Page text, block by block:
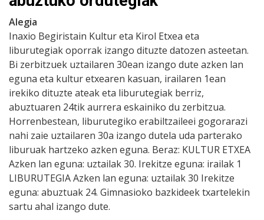
Alegia
Inaxio Begiristain Kultur eta Kirol Etxea eta
liburutegiak oporrak izango dituzte datozen asteetan.
Bi zerbitzuek uztailaren 30ean izango dute azken lan
eguna eta kultur etxearen kasuan, irailaren 1ean
irekiko dituzte ateak eta liburutegiak berriz,
abuztuaren 24tik aurrera eskainiko du zerbitzua.
Horrenbestean, liburutegiko erabiltzaileei gogorarazi
nahi zaie uztailaren 30a izango dutela uda parterako
liburuak hartzeko azken eguna. Beraz: KULTUR ETXEA
Azken lan eguna: uztailak 30. Irekitze eguna: irailak 1
LIBURUTEGIA Azken lan eguna: uztailak 30 Irekitze
eguna: abuztuak 24. Gimnasioko bazkideek txartelekin
sartu ahal izango dute.